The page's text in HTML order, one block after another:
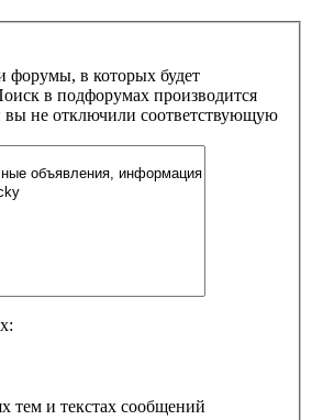
форумы, в которых будет
в подфорумах производится
вы не отключили соответствующую
тем и текстах сообщений